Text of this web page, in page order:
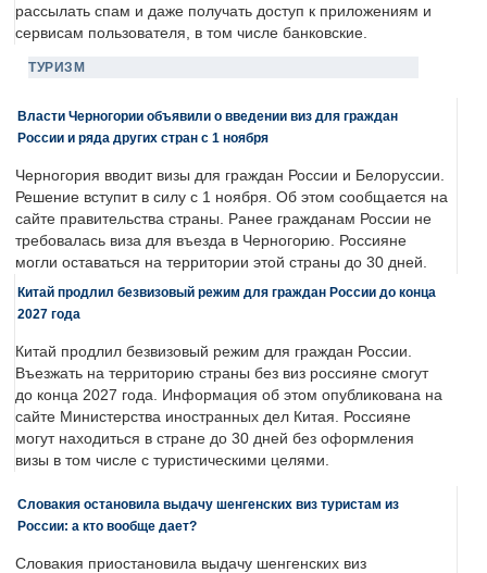
рассылать спам и даже получать доступ к приложениям и
сервисам пользователя, в том числе банковские.
ТУРИЗМ
Власти Черногории объявили о введении виз для граждан
России и ряда других стран с 1 ноября
Черногория вводит визы для граждан России и Белоруссии.
Решение вступит в силу с 1 ноября. Об этом сообщается на
сайте правительства страны. Ранее гражданам России не
требовалась виза для въезда в Черногорию. Россияне
могли оставаться на территории этой страны до 30 дней.
Китай продлил безвизовый режим для граждан России до конца
2027 года
Китай продлил безвизовый режим для граждан России.
Въезжать на территорию страны без виз россияне смогут
до конца 2027 года. Информация об этом опубликована на
сайте Министерства иностранных дел Китая. Россияне
могут находиться в стране до 30 дней без оформления
визы в том числе с туристическими целями.
Словакия остановила выдачу шенгенских виз туристам из
России: а кто вообще дает?
Словакия приостановила выдачу шенгенских виз